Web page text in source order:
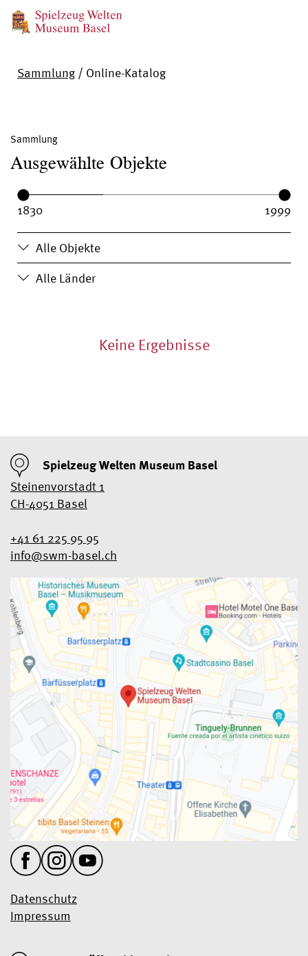
Sammlung / Online-Katalog
Sammlung
Ausgewählte Objekte
Alle Objekte
Alle Länder
Year range:
Year from:
Year until:
Keine Ergebnisse
Spielzeug Welten Museum Basel
Steinenvorstadt 1
CH-4051 Basel
+41 61 225 95 95
info@swm-basel.ch
Datenschutz
Impressum